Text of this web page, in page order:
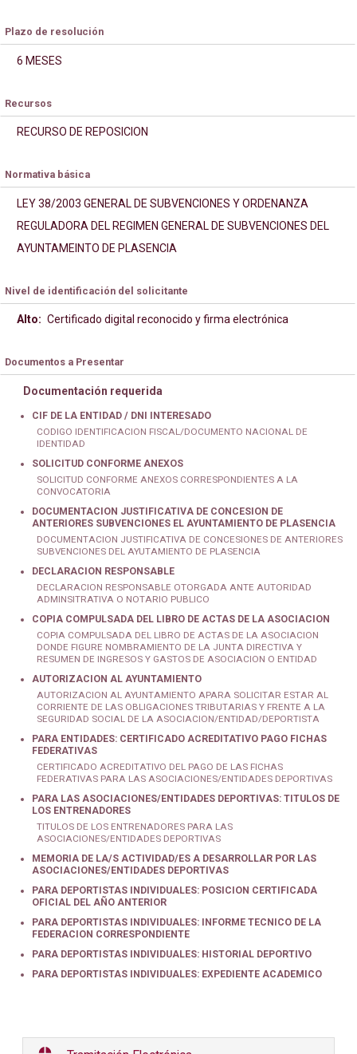
Plazo de resolución
6 MESES
Recursos
RECURSO DE REPOSICION
Normativa básica
LEY 38/2003 GENERAL DE SUBVENCIONES Y ORDENANZA
REGULADORA DEL REGIMEN GENERAL DE SUBVENCIONES DEL
AYUNTAMEINTO DE PLASENCIA
Nivel de identificación del solicitante
Alto: Certificado digital reconocido y firma electrónica
Documentos a Presentar
Documentación requerida
CIF DE LA ENTIDAD / DNI INTERESADO
CODIGO IDENTIFICACION FISCAL/DOCUMENTO NACIONAL DE
IDENTIDAD
SOLICITUD CONFORME ANEXOS
SOLICITUD CONFORME ANEXOS CORRESPONDIENTES A LA
CONVOCATORIA
DOCUMENTACION JUSTIFICATIVA DE CONCESION DE
ANTERIORES SUBVENCIONES EL AYUNTAMIENTO DE PLASENCIA
DOCUMENTACION JUSTIFICATIVA DE CONCESIONES DE ANTERIORES
SUBVENCIONES DEL AYUTAMIENTO DE PLASENCIA
DECLARACION RESPONSABLE
DECLARACION RESPONSABLE OTORGADA ANTE AUTORIDAD
ADMINSITRATIVA O NOTARIO PUBLICO
COPIA COMPULSADA DEL LIBRO DE ACTAS DE LA ASOCIACION
COPIA COMPULSADA DEL LIBRO DE ACTAS DE LA ASOCIACION
DONDE FIGURE NOMBRAMIENTO DE LA JUNTA DIRECTIVA Y
RESUMEN DE INGRESOS Y GASTOS DE ASOCIACION O ENTIDAD
AUTORIZACION AL AYUNTAMIENTO
AUTORIZACION AL AYUNTAMIENTO APARA SOLICITAR ESTAR AL
CORRIENTE DE LAS OBLIGACIONES TRIBUTARIAS Y FRENTE A LA
SEGURIDAD SOCIAL DE LA ASOCIACION/ENTIDAD/DEPORTISTA
PARA ENTIDADES: CERTIFICADO ACREDITATIVO PAGO FICHAS
FEDERATIVAS
CERTIFICADO ACREDITATIVO DEL PAGO DE LAS FICHAS
FEDERATIVAS PARA LAS ASOCIACIONES/ENTIDADES DEPORTIVAS
PARA LAS ASOCIACIONES/ENTIDADES DEPORTIVAS: TITULOS DE
LOS ENTRENADORES
TITULOS DE LOS ENTRENADORES PARA LAS
ASOCIACIONES/ENTIDADES DEPORTIVAS
MEMORIA DE LA/S ACTIVIDAD/ES A DESARROLLAR POR LAS
ASOCIACIONES/ENTIDADES DEPORTIVAS
PARA DEPORTISTAS INDIVIDUALES: POSICION CERTIFICADA
OFICIAL DEL AÑO ANTERIOR
PARA DEPORTISTAS INDIVIDUALES: INFORME TECNICO DE LA
FEDERACION CORRESPONDIENTE
PARA DEPORTISTAS INDIVIDUALES: HISTORIAL DEPORTIVO
PARA DEPORTISTAS INDIVIDUALES: EXPEDIENTE ACADEMICO